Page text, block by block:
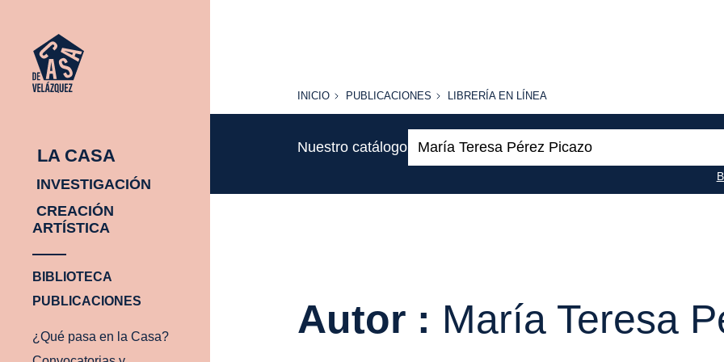
LA CASA
INVESTIGACIÓN
CREACIÓN
ARTÍSTICA
BIBLIOTECA
PUBLICACIONES
¿Qué pasa en la Casa?
INICIO
INICIO PUBLICACIONES
PUBLICACIONES
LIBRERÍA
LÍNEA
LIBRERÍA EN LÍNEA
Nuestro catálogo
Autor : María Teresa